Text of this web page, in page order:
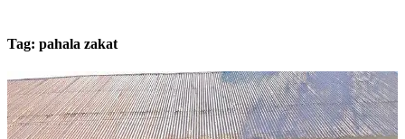
Tag: pahala zakat